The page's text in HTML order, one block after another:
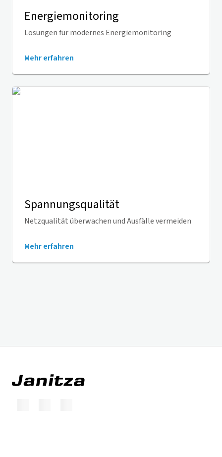
Energiemonitoring
Lösungen für modernes Energiemonitoring
Mehr erfahren
Spannungsqualität
Netzqualität überwachen und Ausfälle vermeiden
Mehr erfahren